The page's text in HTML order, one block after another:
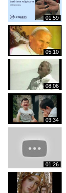
01:59
05:10
08:06
03:34
01:26